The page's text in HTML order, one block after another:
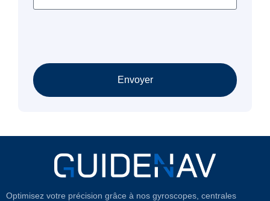
Envoyer
Optimisez votre précision grâce à nos gyroscopes, centrales